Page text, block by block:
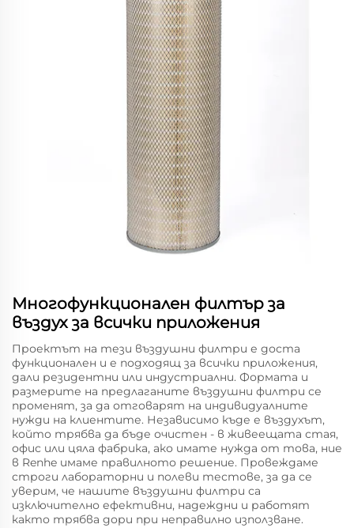
Многофункционален филтър за
въздух за всички приложения
Проектът на тези въздушни филтри е доста
функционален и е подходящ за всички приложения,
дали резидентни или индустриални. Формата и
размерите на предлаганите въздушни филтри се
променят, за да отговарят на индивидуалните
нужди на клиентите. Независимо къде е въздухът,
който трябва да бъде очистен - в живеещата стая,
офис или цяла фабрика, ако имате нужда от това, ние
в Renhe имаме правилното решение. Провеждаме
строги лабораторни и полеви тестове, за да се
уверим, че нашите въздушни филтри са
изключително ефективни, надеждни и работят
както трябва дори при неправилно използване.